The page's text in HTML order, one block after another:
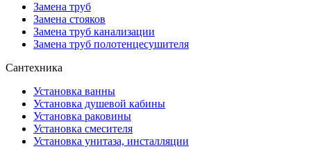
Замена труб
Замена стояков
Замена труб канализации
Замена труб полотенцесушителя
Сантехника
Установка ванны
Установка душевой кабины
Установка раковины
Установка смесителя
Установка унитаза, инсталляции